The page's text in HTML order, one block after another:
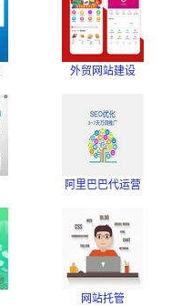
外贸网站建设
阿里巴巴代运营
网站托管